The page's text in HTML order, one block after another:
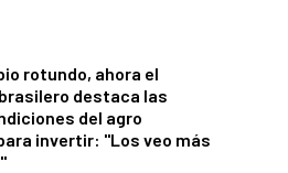
rotundo, ahora el
destaca las
del agro
invertir: "Los veo más